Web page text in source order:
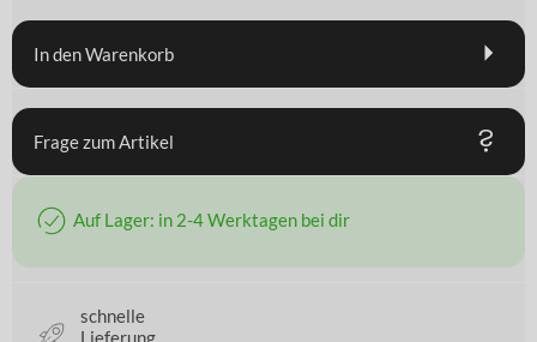
In den Warenkorb
Frage zum Artikel
Auf Lager: in 2-4 Werktagen bei dir
schnelle
Lieferung